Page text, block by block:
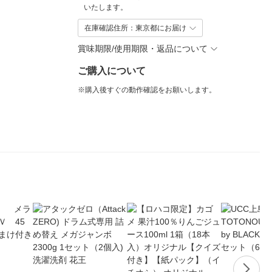
いたします。
在庫確認住所：東京都にお届け
賞味期限/使用期限・返品について
ご購入について
※購入後すぐの動作確認をお願いします。